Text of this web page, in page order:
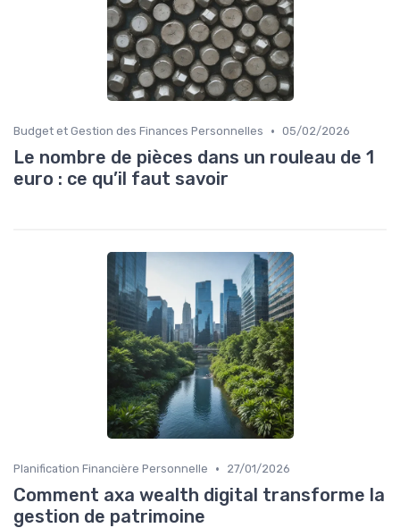
Budget et Gestion des Finances Personnelles • 05/02/2026
Le nombre de pièces dans un rouleau de 1
euro : ce qu’il faut savoir
Planification Financière Personnelle • 27/01/2026
Comment axa wealth digital transforme la
gestion de patrimoine